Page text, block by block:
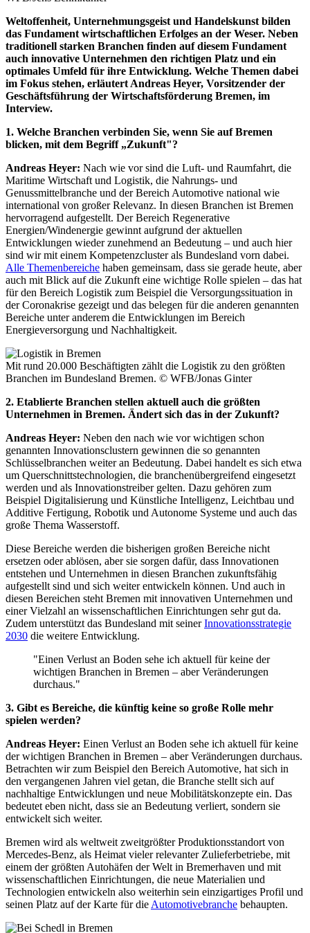
Weltoffenheit, Unternehmungsgeist und Handelskunst bilden
das Fundament wirtschaftlichen Erfolges an der Weser. Neben
traditionell starken Branchen finden auf diesem Fundament
auch innovative Unternehmen den richtigen Platz und ein
optimales Umfeld für ihre Entwicklung. Welche Themen dabei
im Fokus stehen, erläutert Andreas Heyer, Vorsitzender der
Geschäftsführung der Wirtschaftsförderung Bremen, im
Interview.
1. Welche Branchen verbinden Sie, wenn Sie auf Bremen
blicken, mit dem Begriff „Zukunft"?
Andreas Heyer: Nach wie vor sind die Luft- und Raumfahrt, die
Maritime Wirtschaft und Logistik, die Nahrungs- und
Genussmittelbranche und der Bereich Automotive national wie
international von großer Relevanz. In diesen Branchen ist Bremen
hervorragend aufgestellt. Der Bereich Regenerative
Energien/Windenergie gewinnt aufgrund der aktuellen
Entwicklungen wieder zunehmend an Bedeutung – und auch hier
sind wir mit einem Kompetenzcluster als Bundesland vorn dabei.
Alle Themenbereiche haben gemeinsam, dass sie gerade heute, aber
auch mit Blick auf die Zukunft eine wichtige Rolle spielen – das hat
für den Bereich Logistik zum Beispiel die Versorgungssituation in
der Coronakrise gezeigt und das belegen für die anderen genannten
Bereiche unter anderem die Entwicklungen im Bereich
Energieversorgung und Nachhaltigkeit.
Mit rund 20.000 Beschäftigten zählt die Logistik zu den größten
Branchen im Bundesland Bremen. © WFB/Jonas Ginter
2. Etablierte Branchen stellen aktuell auch die größten
Unternehmen in Bremen. Ändert sich das in der Zukunft?
Andreas Heyer: Neben den nach wie vor wichtigen schon
genannten Innovationsclustern gewinnen die so genannten
Schlüsselbranchen weiter an Bedeutung. Dabei handelt es sich etwa
um Querschnittstechnologien, die branchenübergreifend eingesetzt
werden und als Innovationstreiber gelten. Dazu gehören zum
Beispiel Digitalisierung und Künstliche Intelligenz, Leichtbau und
Additive Fertigung, Robotik und Autonome Systeme und auch das
große Thema Wasserstoff.
Diese Bereiche werden die bisherigen großen Bereiche nicht
ersetzen oder ablösen, aber sie sorgen dafür, dass Innovationen
entstehen und Unternehmen in diesen Branchen zukunftsfähig
aufgestellt sind und sich weiter entwickeln können. Und auch in
diesen Bereichen steht Bremen mit innovativen Unternehmen und
einer Vielzahl an wissenschaftlichen Einrichtungen sehr gut da.
Zudem unterstützt das Bundesland mit seinerInnovationsstrategie
2030 die weitere Entwicklung.
"Einen Verlust an Boden sehe ich aktuell für keine der
wichtigen Branchen in Bremen – aber Veränderungen
durchaus."
3. Gibt es Bereiche, die künftig keine so große Rolle mehr
spielen werden?
Andreas Heyer: Einen Verlust an Boden sehe ich aktuell für keine
der wichtigen Branchen in Bremen – aber Veränderungen durchaus.
Betrachten wir zum Beispiel den Bereich Automotive, hat sich in
den vergangenen Jahren viel getan, die Branche stellt sich auf
nachhaltige Entwicklungen und neue Mobilitätskonzepte ein. Das
bedeutet eben nicht, dass sie an Bedeutung verliert, sondern sie
entwickelt sich weiter.
Bremen wird als weltweit zweitgrößter Produktionsstandort von
Mercedes-Benz, als Heimat vieler relevanter Zulieferbetriebe, mit
einem der größten Autohäfen der Welt in Bremerhaven und mit
wissenschaftlichen Einrichtungen, die neue Materialien und
Technologien entwickeln also weiterhin sein einzigartiges Profil und
seinen Platz auf der Karte für die Automotivebranche behaupten.